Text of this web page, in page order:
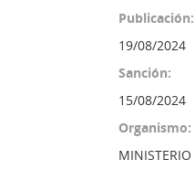
Publicación:
19/08/2024
Sanción:
15/08/2024
Organismo: